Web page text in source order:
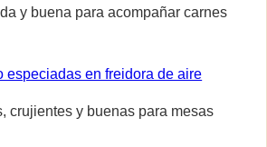
y buena para acompañar carnes
especiadas en freidora de aire
crujientes y buenas para mesas